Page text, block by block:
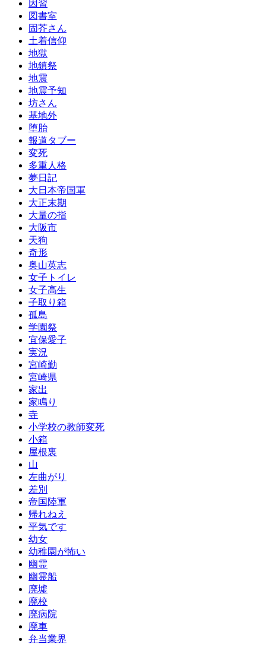
因習
図書室
固芥さん
土着信仰
地獄
地鎮祭
地震
地震予知
坊さん
基地外
堕胎
報道タブー
変死
多重人格
夢日記
大日本帝国軍
大正末期
大量の指
大阪市
天狗
奇形
奥山英志
女子トイレ
女子高生
子取り箱
孤島
学園祭
宜保愛子
実況
宮崎勤
宮崎県
家出
家鳴り
寺
小学校の教師変死
小箱
屋根裏
山
左曲がり
差別
帝国陸軍
帰れねえ
平気です
幼女
幼稚園が怖い
幽霊
幽霊船
廃墟
廃校
廃病院
廃車
弁当業界